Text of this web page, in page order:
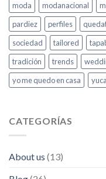
moda
modanacional
pardiez
perfiles
sociedad
tailored
tradición
trends
yo me quedo en casa
CATEGORÍAS
About us (13)